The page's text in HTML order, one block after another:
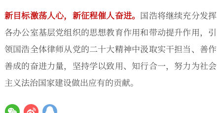
新目标激荡人心，新征程催人奋进。 国浩将继续充分发挥
各办公室基层党组织的思想教育作用和带动提升作用，引
领国浩全体律师从党的二十大精神中汲取实干担当、善作
善成的奋进力量，坚持学以致用、知行合一，努力为社会
主义法治国家建设做出应有的贡献。